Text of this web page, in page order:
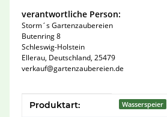
verantwortliche Person:
Storm´s Gartenzaubereien
Butenring 8
Schleswig-Holstein
Ellerau, Deutschland, 25479
verkauf@gartenzaubereien.de
Produkteigenschaft
Wert
Produktart: Wasserspeier